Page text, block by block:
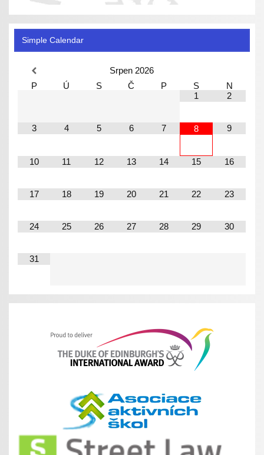
Simple Calendar
Srpen 2026
P
Ú S Č P S
N
1
2
3 4 5 6 7 8 9
10 11 12 13 14 15 16
17 18 19 20 21 22 23
24 25 26 27 28 29 30
31